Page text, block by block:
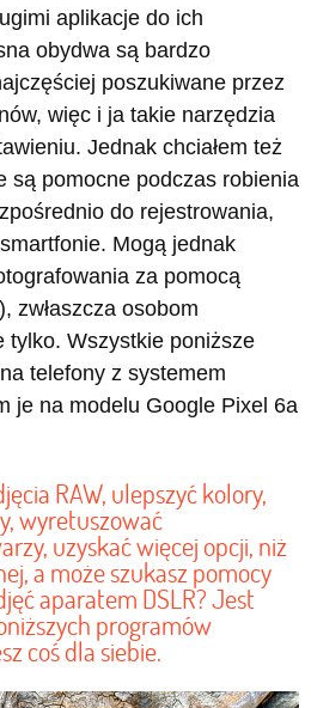
aplikacje do ich
obydwa są bardzo
poszukiwane przez
więc i ja takie narzędzia
Jednak chciałem też
są pomocne podczas robienia
do rejestrowania,
Mogą jednak
za pomocą
zwłaszcza osobom
tylko. Wszystkie poniższe
telefony z systemem
je na modelu Google Pixel 6a
RAW, ulepszyć kolory,
wyretuszować
uzyskać więcej opcji, niż
a może szukasz pomocy
aparatem DSLR? Jest
programów
coś dla siebie.